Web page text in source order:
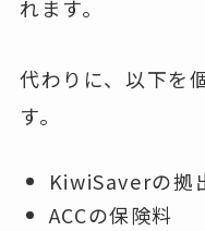
れます。
代わりに、以下を
す。
KiwiSaverの拠
ACCの保険料